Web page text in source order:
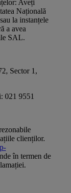
Aveți
Națională
la instanțele
a avea
SAL.
Sector 1,
9551
clienților.
în termen de